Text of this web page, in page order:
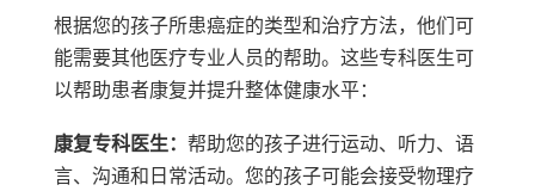
根据您的孩子所患癌症的类型和治疗方法，他们可
能需要其他医疗专业人员的帮助。这些专科医生可
以帮助患者康复并提升整体健康水平：
康复专科医生： 帮助您的孩子进行运动、听力、语
言、沟通和日常活动。您的孩子可能会接受物理疗